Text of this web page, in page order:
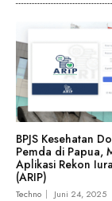
BPJS Kesehatan
Pemda di Papua,
Aplikasi Rekon
(ARIP)
Techno Juni 24, 2025